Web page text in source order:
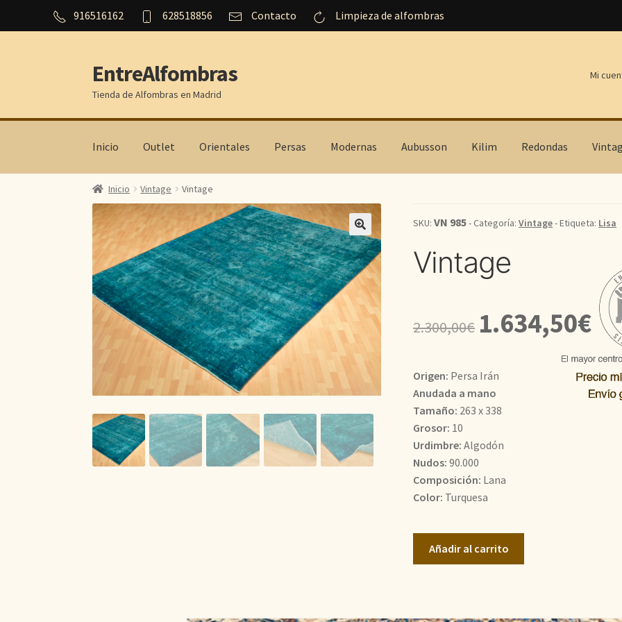
916516162 628518856 Contacto Limpieza de alfombras
Ir
a
la
navegación
Ir
al
contenido
EntreAlfombras
Tienda de Alfombras en Madrid
Mi
Inicio Outlet Orientales Persas Modernas Aubusson Kilim Redondas
Inicio Vintage Vintage
SKU:VN 985- Categoría:Vintage- Etiqueta: Lisa
Vintage
2.300,00€
El
precio
era:
2.300,00€.
1.634,50€El
es:
Origen: Persa Irán
Anudada a mano
Tamaño: 263 x 338
Grosor: 10
Urdimbre: Algodón
Nudos: 90.000
Composición: Lana
Color: Turquesa
Añadir al carrito